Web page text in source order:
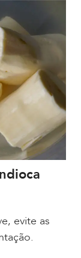
evite as